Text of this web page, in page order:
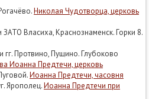
Николая Чудотворца, церковь
Власиха, Краснознаменск. Горки 8.
гг. Протвино, Пущино. Глубоково
Иоанна Предтечи, церковь
Иоанна Предтечи, часовня
Ярополец.Иоанна Предтечи при